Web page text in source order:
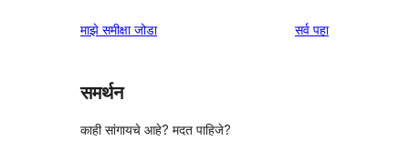
परीक्षणे
तारांकित
माझे समीक्षा जोडा सर्वपुनरावलोकने
पहा
समर्थन
काही सांगायचे आहे? मदत पाहिजे?